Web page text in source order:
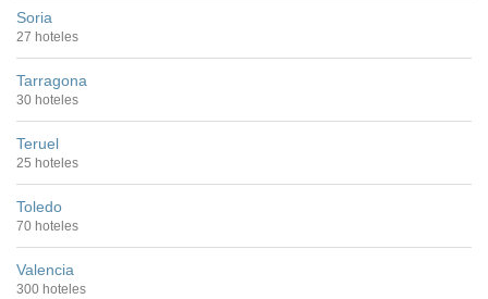
Soria
27 hoteles
Tarragona
30 hoteles
Teruel
25 hoteles
Toledo
70 hoteles
Valencia
300 hoteles